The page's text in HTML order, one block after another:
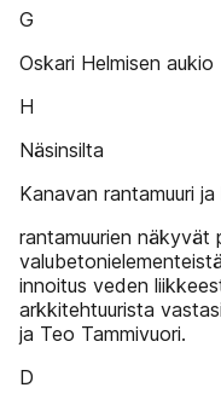
G
Oskari Helmisen aukio
H
Näsinsilta
Kanavan rantamuuri
rantamuurien
innoitus veden
arkkitehtuurista
ja Teo Tammivuori.
D